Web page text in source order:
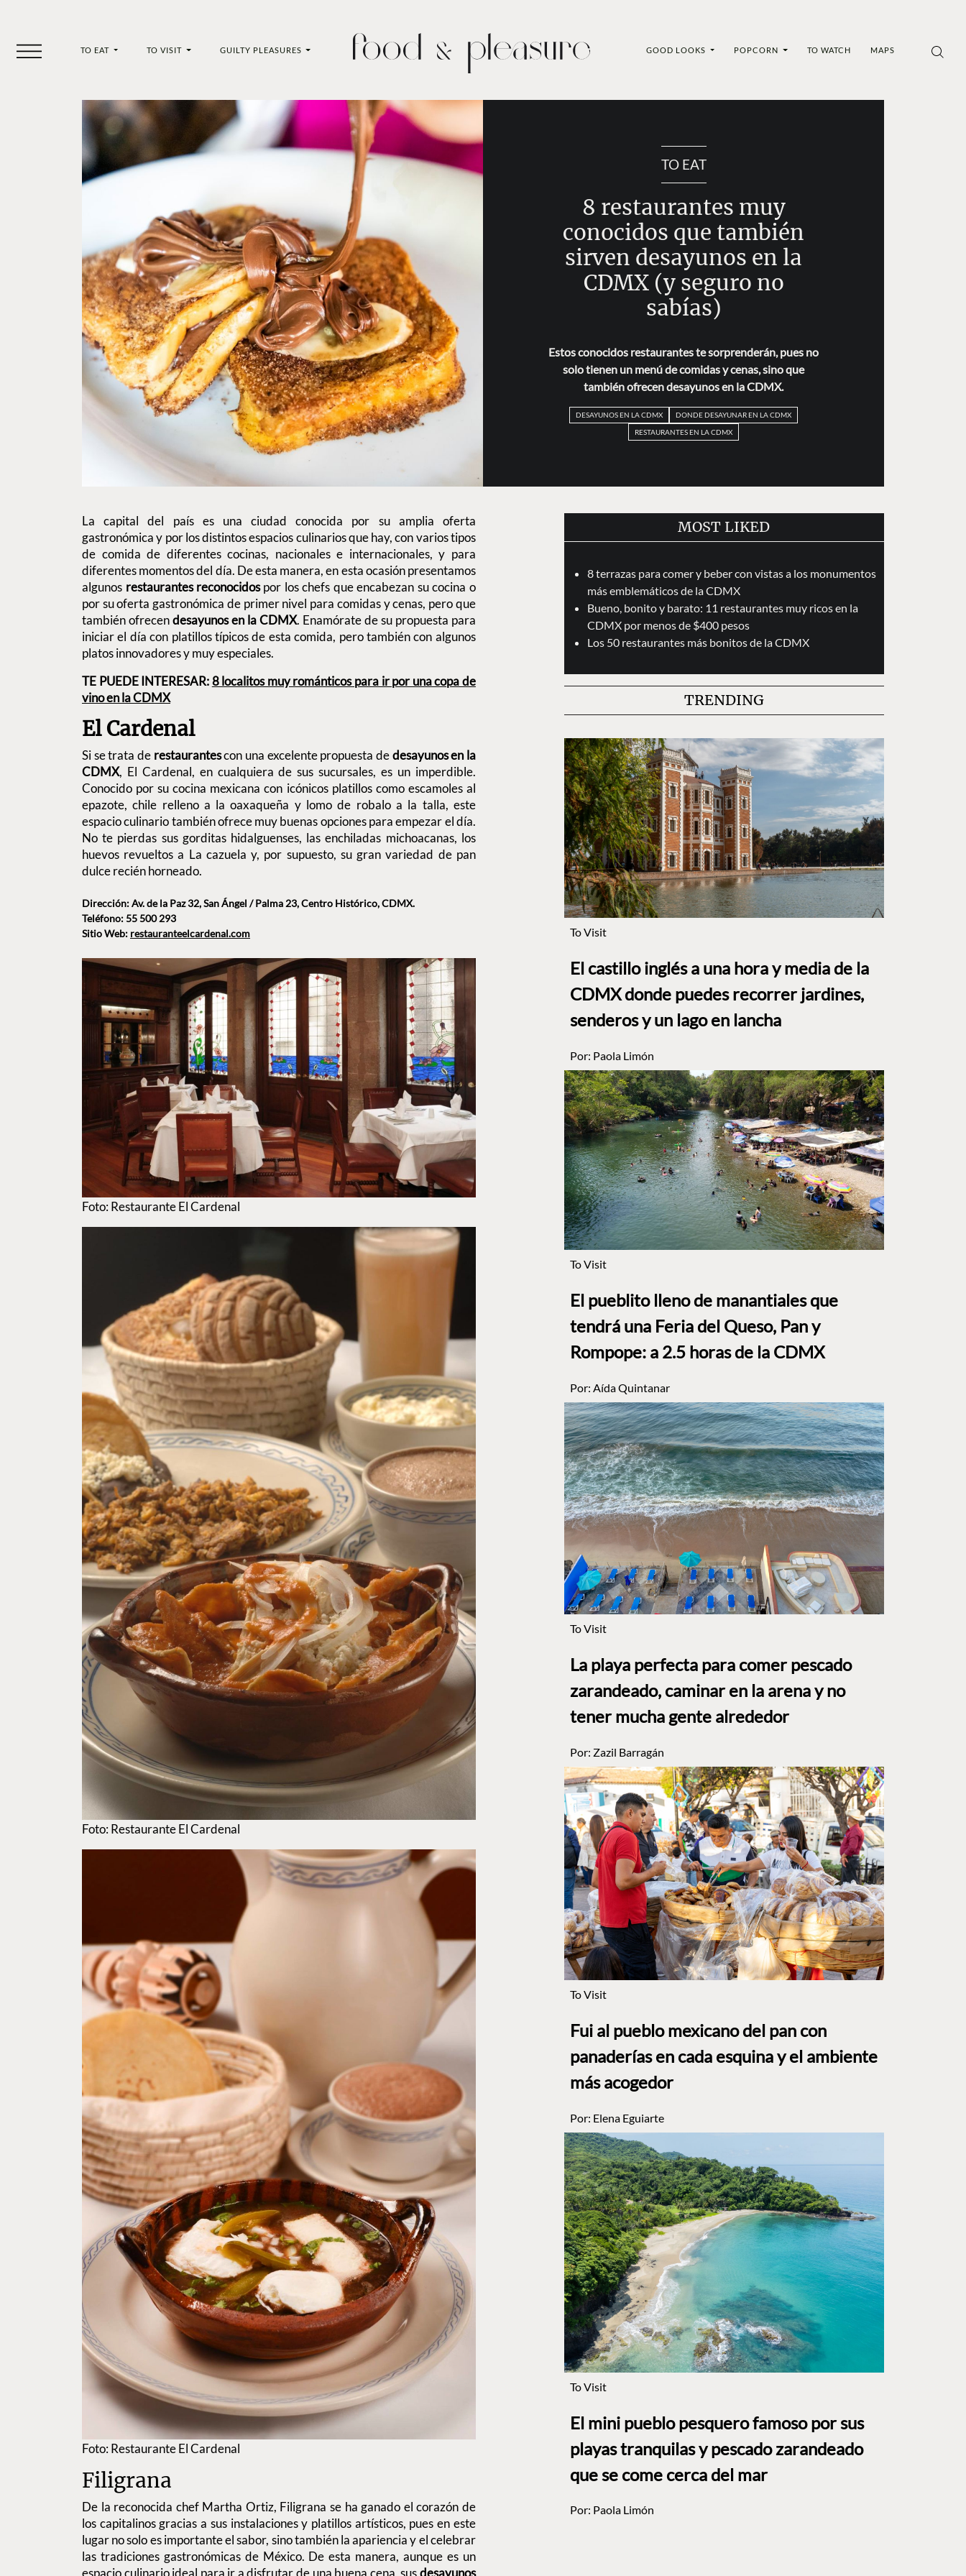
TO EAT TO VISIT GUILTY PLEASURES GOOD LOOKS POPCORN TO WATCH MAPS
TO EAT
8 restaurantes muy
conocidos que también
sirven desayunos en la
CDMX (y seguro no
sabías)
Estos conocidos restaurantes te sorprenderán, pues no
solo tienen un menú de comidas y cenas, sino que
también ofrecen desayunos en la CDMX.
DESAYUNOS EN LA CDMX
DONDE DESAYUNAR EN LA CDMX
RESTAURANTES EN LA CDMX
La capital del país es una ciudad conocida por su amplia oferta
gastronómica y por los distintos espacios culinarios que hay, con varios tipos
de comida de diferentes cocinas, nacionales e internacionales, y para
diferentes momentos del día. De esta manera, en esta ocasión presentamos
algunos restaurantes reconocidospor los chefs que encabezan su cocina o
por su oferta gastronómica de primer nivel para comidas y cenas, pero que
también ofrecendesayunos en la CDMX. Enamórate de su propuesta para
iniciar el día con platillos típicos de esta comida, pero también con algunos
platos innovadores y muy especiales.
TE PUEDE INTERESAR:8 localitos muy románticos para ir por una copa de
vino en la CDMX
El Cardenal
Si se trata de restaurantescon una excelente propuesta dedesayunos en la
CDMX, El Cardenal, en cualquiera de sus sucursales, es un imperdible.
Conocido por su cocina mexicana con icónicos platillos como escamoles al
epazote, chile relleno a la oaxaqueña y lomo de robalo a la talla, este
espacio culinario también ofrece muy buenas opciones para empezar el día.
No te pierdas sus gorditas hidalguenses, las enchiladas michoacanas, los
huevos revueltos a La cazuela y, por supuesto, su gran variedad de pan
dulce recién horneado.
Dirección: Av. de la Paz 32, San Ángel / Palma 23, Centro Histórico, CDMX.
Teléfono: 55 500 293
Sitio Web: restauranteelcardenal.com
Foto: Restaurante El Cardenal
Foto: Restaurante El Cardenal
Foto: Restaurante El Cardenal
Filigrana
De la reconocida chef Martha Ortiz, Filigrana se ha ganado el corazón de
los capitalinos gracias a sus instalaciones y platillos artísticos, pues en este
lugar no solo es importante el sabor, sino también la apariencia y el celebrar
las tradiciones gastronómicas de México. De esta manera, aunque es un
espacio culinario ideal para ir a disfrutar de una buena cena, susdesayunos
MOST LIKED
8 terrazas para comer y beber con vistas a los monumentos
más emblemáticos de la CDMX
Bueno, bonito y barato: 11 restaurantes muy ricos en la
CDMX por menos de $400 pesos
Los 50 restaurantes más bonitos de la CDMX
TRENDING
To Visit
El castillo inglés a una hora y media de la
CDMX donde puedes recorrer jardines,
senderos y un lago en lancha
Por: Paola Limón
To Visit
El pueblito lleno de manantiales que
tendrá una Feria del Queso, Pan y
Rompope: a 2.5 horas de la CDMX
Por: Aída Quintanar
To Visit
La playa perfecta para comer pescado
zarandeado, caminar en la arena y no
tener mucha gente alrededor
Por: Zazil Barragán
To Visit
Fui al pueblo mexicano del pan con
panaderías en cada esquina y el ambiente
más acogedor
Por: Elena Eguiarte
To Visit
El mini pueblo pesquero famoso por sus
playas tranquilas y pescado zarandeado
que se come cerca del mar
Por: Paola Limón